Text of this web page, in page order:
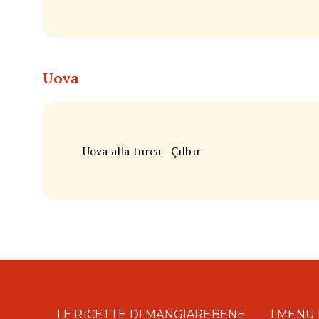
Uova
Uova alla turca - Çılbır
LE RICETTE DI MANGIAREBENE
I MENU